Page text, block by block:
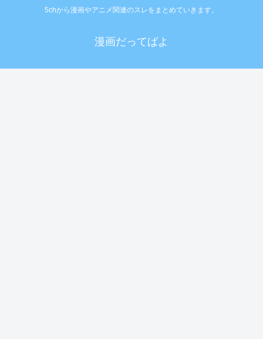
5chから漫画やアニメ関連のスレをまとめていきます。
漫画だってばよ